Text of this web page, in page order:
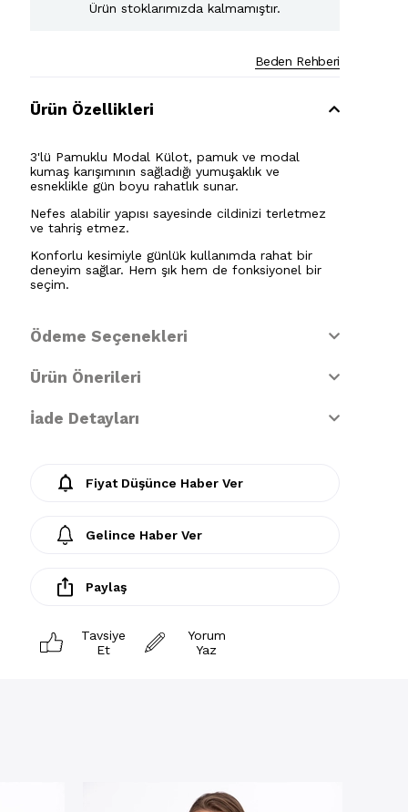
Ürün stoklarımızda kalmamıştır.
Beden Rehberi
Ürün Özellikleri
3'lü Pamuklu Modal Külot, pamuk ve modal
kumaş karışımının sağladığı yumuşaklık ve
esneklikle gün boyu rahatlık sunar.
Nefes alabilir yapısı sayesinde cildinizi terletmez
ve tahriş etmez.
Konforlu kesimiyle günlük kullanımda rahat bir
deneyim sağlar. Hem şık hem de fonksiyonel bir
seçim.
Ödeme Seçenekleri
Ürün Önerileri
İade Detayları
Fiyat Düşünce Haber Ver
Gelince Haber Ver
Paylaş
Tavsiye
Et
Yorum
Yaz